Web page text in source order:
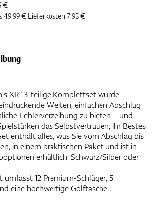
€
49.99 € Lieferkosten 7.95 €
XR 13-teilige Komplettset wurde
Weiten, einfachen Abschlag
Fehlerverzeihung zu bieten – und
das Selbstvertrauen, ihr Bestes
enthält alles, was Sie vom Abschlag bis
in einem praktischen Paket und ist in
erhältlich: Schwarz/Silber oder
12 Premium-Schläger, 5
eine hochwertige Golftasche.